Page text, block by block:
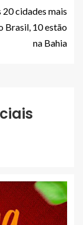
20 cidades mais
Brasil, 10 estão
na Bahia